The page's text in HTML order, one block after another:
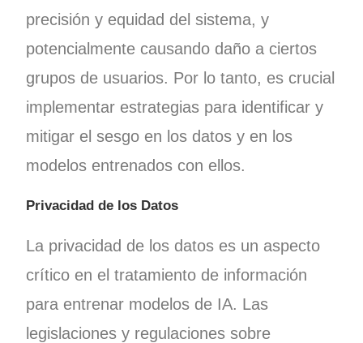
precisión y equidad del sistema, y
potencialmente causando daño a ciertos
grupos de usuarios. Por lo tanto, es crucial
implementar estrategias para identificar y
mitigar el sesgo en los datos y en los
modelos entrenados con ellos.
Privacidad de los Datos
La privacidad de los datos es un aspecto
crítico en el tratamiento de información
para entrenar modelos de IA. Las
legislaciones y regulaciones sobre